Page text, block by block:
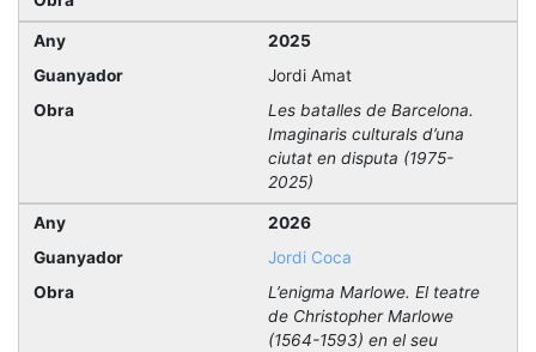
2025
Jordi Amat
Les batalles de Barcelona.
Imaginaris culturals d’una
ciutat en disputa (1975-
2025)
2026
Jordi Coca
L’enigma Marlowe. El teatre
de Christopher Marlowe
(1564-1593) en el seu